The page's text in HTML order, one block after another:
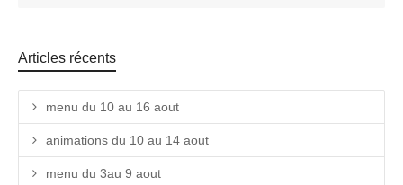
Articles récents
menu du 10 au 16 aout
animations du 10 au 14 aout
menu du 3au 9 aout